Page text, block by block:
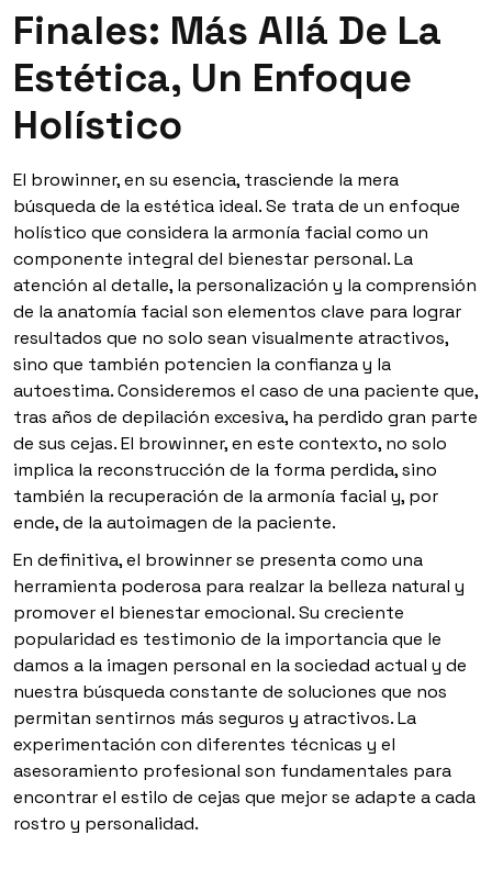
Finales: Más Allá De La
Estética, Un Enfoque
Holístico
El browinner, en su esencia, trasciende la mera
búsqueda de la estética ideal. Se trata de un enfoque
holístico que considera la armonía facial como un
componente integral del bienestar personal. La
atención al detalle, la personalización y la comprensión
de la anatomía facial son elementos clave para lograr
resultados que no solo sean visualmente atractivos,
sino que también potencien la confianza y la
autoestima. Consideremos el caso de una paciente que,
tras años de depilación excesiva, ha perdido gran parte
de sus cejas. El browinner, en este contexto, no solo
implica la reconstrucción de la forma perdida, sino
también la recuperación de la armonía facial y, por
ende, de la autoimagen de la paciente.
En definitiva, el browinner se presenta como una
herramienta poderosa para realzar la belleza natural y
promover el bienestar emocional. Su creciente
popularidad es testimonio de la importancia que le
damos a la imagen personal en la sociedad actual y de
nuestra búsqueda constante de soluciones que nos
permitan sentirnos más seguros y atractivos. La
experimentación con diferentes técnicas y el
asesoramiento profesional son fundamentales para
encontrar el estilo de cejas que mejor se adapte a cada
rostro y personalidad.